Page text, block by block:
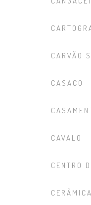
CARVÃO
CASACO
CAVALO
CENTRO
CERÂMICA